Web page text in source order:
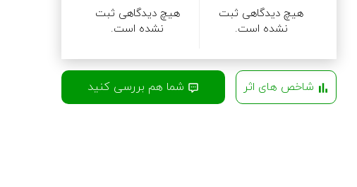
هیچ دیدگاهی ثبت
نشده است.
هیچ دیدگاهی ثبت
نشده است.
شاخص های اثر شما هم بررسی کنید